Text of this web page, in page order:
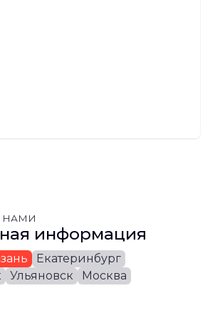
НАМИ
информация
Екатеринбург
Ульяновск Москва